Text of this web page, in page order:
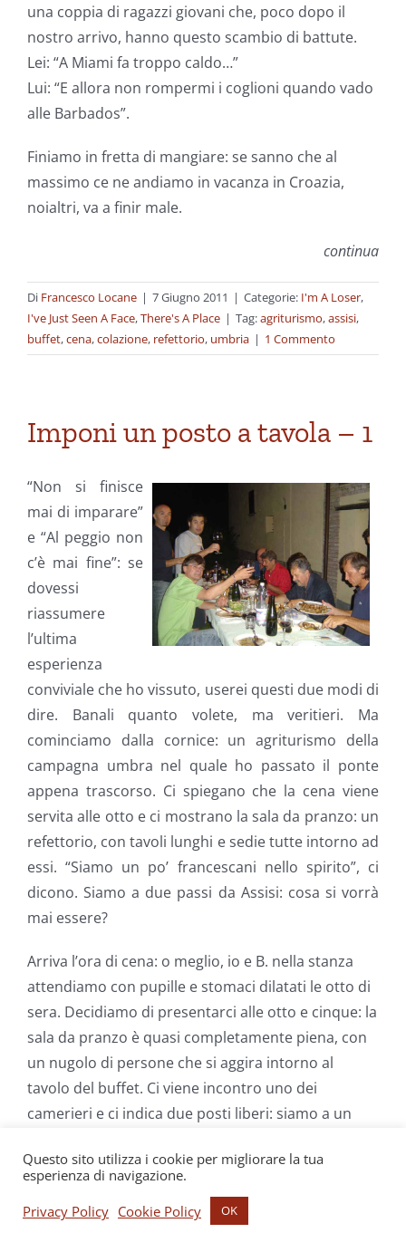
una coppia di ragazzi giovani che, poco dopo il
nostro arrivo, hanno questo scambio di battute.
Lei: “A Miami fa troppo caldo…”
Lui: “E allora non rompermi i coglioni quando vado
alle Barbados”.
Finiamo in fretta di mangiare: se sanno che al
massimo ce ne andiamo in vacanza in Croazia,
noialtri, va a finir male.
continua
Di Francesco Locane | 7 Giugno 2011 | Categorie: I'm A Loser,
I've Just Seen A Face,There's A Place | Tag:agriturismo,assisi,
buffet,cena,colazione, refettorio, umbria | 1 Commento
Imponi un posto a tavola – 1
“Non si finisce
mai di imparare”
e “Al peggio non
c’è mai fine”: se
dovessi
riassumere
l’ultima
esperienza
conviviale che ho vissuto, userei questi due modi di
dire. Banali quanto volete, ma veritieri. Ma
cominciamo dalla cornice: un agriturismo della
campagna umbra nel quale ho passato il ponte
appena trascorso. Ci spiegano che la cena viene
servita alle otto e ci mostrano la sala da pranzo: un
refettorio, con tavoli lunghi e sedie tutte intorno ad
essi. “Siamo un po’ francescani nello spirito”, ci
dicono. Siamo a due passi da Assisi: cosa si vorrà
mai essere?
Arriva l’ora di cena: o meglio, io e B. nella stanza
attendiamo con pupille e stomaci dilatati le otto di
sera. Decidiamo di presentarci alle otto e cinque: la
sala da pranzo è quasi completamente piena, con
un nugolo di persone che si aggira intorno al
tavolo del buffet. Ci viene incontro uno dei
camerieri e ci indica due posti liberi: siamo a un
Una è formata da due quasi sessantenni: lei è
volgarotta nei tratti, esibisce generosa scollatura e
Questo sito utilizza i cookie per migliorare la tua
esperienza di navigazione.
Privacy Policy Cookie Policy OK